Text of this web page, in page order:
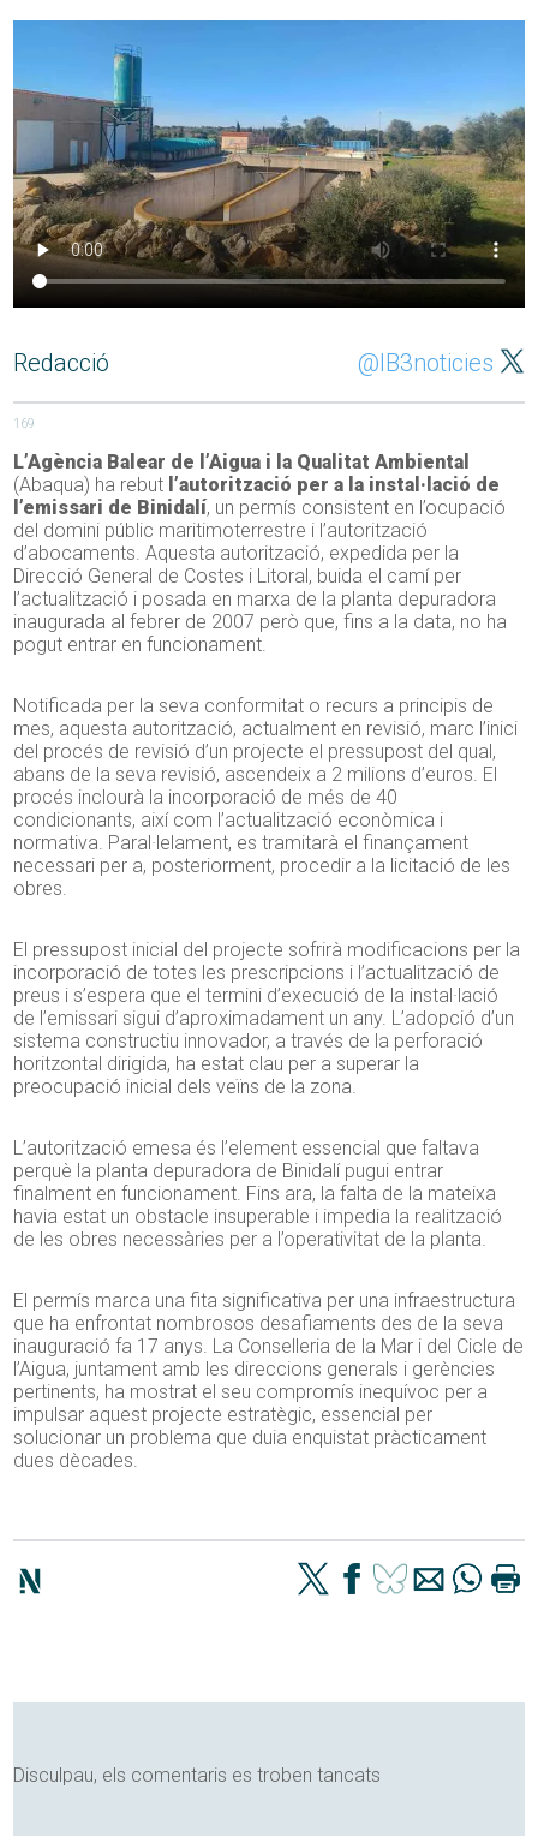
Redacció @IB3noticies
169
L’Agència Balear de l’Aigua i la Qualitat Ambiental
(Abaqua) ha rebut l’autorització per a la instal·lació de
l’emissari de Binidalí, un permís consistent en l’ocupació
del domini públic maritimoterrestre i l’autorització
d’abocaments. Aquesta autorització, expedida per la
Direcció General de Costes i Litoral, buida el camí per
l’actualització i posada en marxa de la planta depuradora
inaugurada al febrer de 2007 però que, fins a la data, no ha
pogut entrar en funcionament.
Notificada per la seva conformitat o recurs a principis de
mes, aquesta autorització, actualment en revisió, marc l’inici
del procés de revisió d’un projecte el pressupost del qual,
abans de la seva revisió, ascendeix a 2 milions d’euros. El
procés inclourà la incorporació de més de 40
condicionants, així com l’actualització econòmica i
normativa. Paral·lelament, es tramitarà el finançament
necessari per a, posteriorment, procedir a la licitació de les
obres.
El pressupost inicial del projecte sofrirà modificacions per la
incorporació de totes les prescripcions i l’actualització de
preus i s’espera que el termini d’execució de la instal·lació
de l’emissari sigui d’aproximadament un any. L’adopció d’un
sistema constructiu innovador, a través de la perforació
horitzontal dirigida, ha estat clau per a superar la
preocupació inicial dels veïns de la zona.
L’autorització emesa és l’element essencial que faltava
perquè la planta depuradora de Binidalí pugui entrar
finalment en funcionament. Fins ara, la falta de la mateixa
havia estat un obstacle insuperable i impedia la realització
de les obres necessàries per a l’operativitat de la planta.
El permís marca una fita significativa per una infraestructura
que ha enfrontat nombrosos desafiaments des de la seva
inauguració fa 17 anys. La Conselleria de la Mar i del Cicle de
l’Aigua, juntament amb les direccions generals i gerències
pertinents, ha mostrat el seu compromís inequívoc per a
impulsar aquest projecte estratègic, essencial per
solucionar un problema que duia enquistat pràcticament
dues dècades.
Disculpau, els comentaris es troben tancats